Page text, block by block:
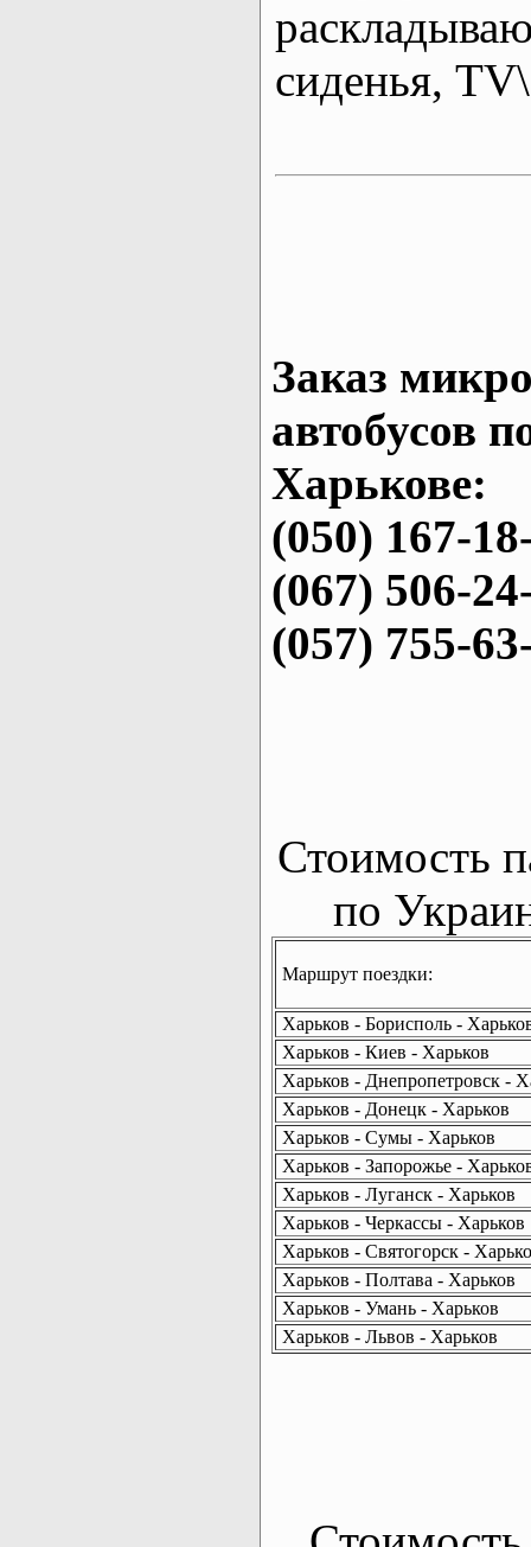
сиденья,
Заказ
автобусов
Харькове:
(050) 167-
(067) 506-
(057) 755-
Стоимость
по
Маршрут поездки:
Харьков - Борисполь -
Харьков - Киев - Харьков
Харьков - Днепропетровск -
Харьков - Донецк - Харьков
Харьков - Сумы - Харьков
Харьков - Запорожье -
Харьков - Луганск - Харьков
Харьков - Черкассы - Харьков
Харьков - Святогорск -
Харьков - Полтава - Харьков
Харьков - Умань - Харьков
Харьков - Львов - Харьков